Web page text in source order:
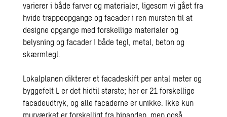
varierer i både farver og materialer, ligesom vi gået fra
hvide trappeopgange og facader i ren mursten til at
designe opgange med forskellige materialer og
belysning og facader i både tegl, metal, beton og
skærmtegl.
Lokalplanen dikterer et facadeskift per antal meter og
byggefelt L er det hidtil største; her er 21 forskellige
facadeudtryk, og alle facaderne er unikke. Ikke kun
murværket er forskelligt fra hinanden, men også